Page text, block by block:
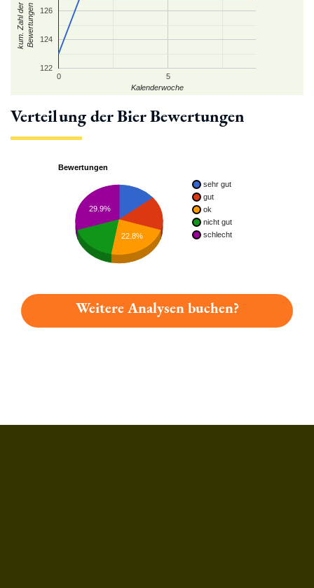
0 5
122
124
126
Kalenderwoche
kum. Zahl derBewertungen
Verteilung der Bier Bewertungen
Bewertungen
sehr gut
gut
ok
nicht gut
schlecht
29.9%
22.8%
Weitere Analysen buchen?